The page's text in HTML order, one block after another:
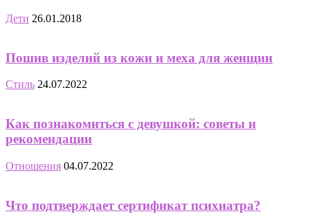
Дети 26.01.2018
Пошив изделий из кожи и меха для женщин
Стиль 24.07.2022
Как познакомиться с девушкой: советы и
рекомендации
Отношения 04.07.2022
Что подтверждает сертификат психиатра?